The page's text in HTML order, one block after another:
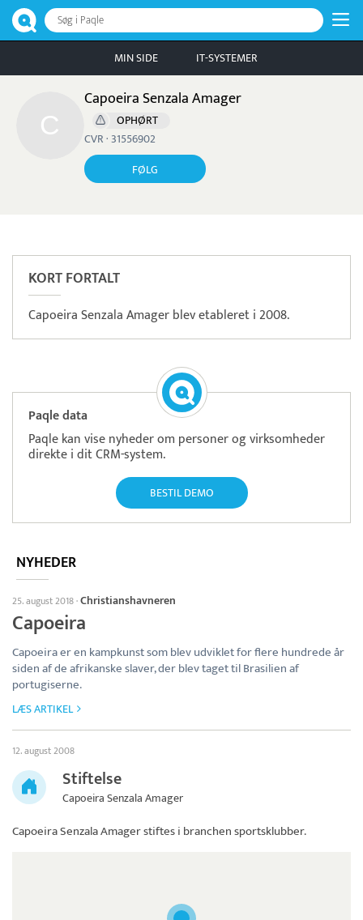
Søg i Paqle
MIN SIDE IT-SYSTEMER
Capoeira Senzala Amager
OPHØRT
CVR · 31556902
FØLG
KORT FORTALT
Capoeira Senzala Amager blev etableret i 2008.
Paqle data
Paqle kan vise nyheder om personer og virksomheder
direkte i dit CRM-system.
BESTIL DEMO
NYHEDER
25. august 2018·Christianshavneren
Capoeira
Capoeira er en kampkunst som blev udviklet for flere hundrede år
siden af de afrikanske slaver, der blev taget til Brasilien af
portugiserne.
LÆS ARTIKEL
12. august 2008
Stiftelse
Capoeira Senzala Amager
Capoeira Senzala Amagerstiftes i branchen sportsklubber.